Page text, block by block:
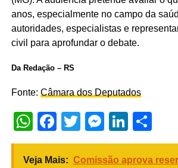
anos, especialmente no campo da
autoridades, especialistas e
civil para aprofundar o debate.
Da Redação – RS
Fonte: Câmara dos Deputados
WhatsApp
Facebook
Twitter
Veja Mais: Comissão aprova